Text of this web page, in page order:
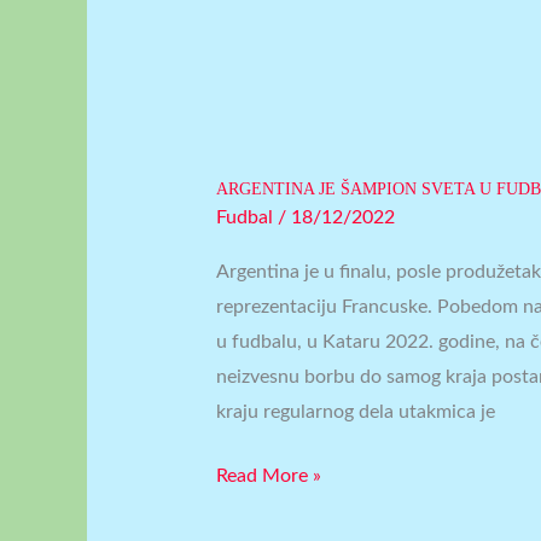
ARGENTINA JE ŠAMPION SVETA U
Fudbal / 18/12/2022
Argentina je u finalu, posle
reprezentaciju Francuske. Pobedom
u fudbalu, u Kataru 2022. godine, na
neizvesnu borbu do samog kraja
kraju regularnog dela utakmica je
Read More »